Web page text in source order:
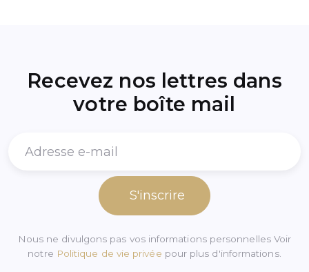
Recevez nos lettres dans
votre boîte mail
S'inscrire
Nous ne divulgons pas vos informations personnelles Voir
notre Politique de vie privée pour plus d'informations.